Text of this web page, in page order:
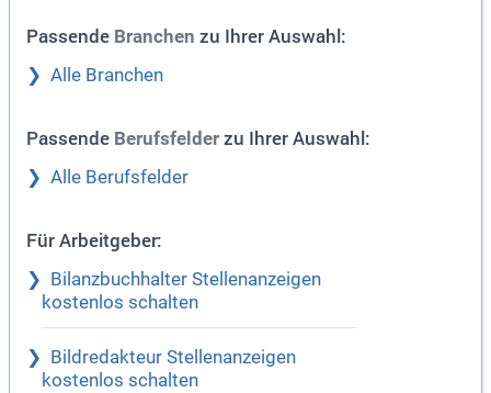
Passende Branchen zu Ihrer Auswahl:
Alle Branchen
Passende Berufsfelder zu Ihrer Auswahl:
Alle Berufsfelder
Für Arbeitgeber:
Bilanzbuchhalter Stellenanzeigen
kostenlos schalten
Bildredakteur Stellenanzeigen
kostenlos schalten